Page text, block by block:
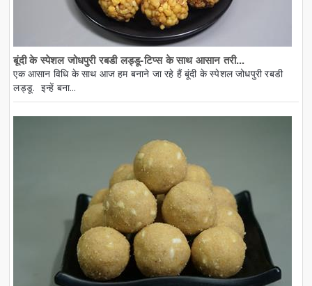
बूंदी के स्पेशल जोधपुरी रबडी लड्डू-टिप्स के साथ आसान तरी...
एक आसान विधि के साथ आज हम बनाने जा रहे हैं बूंदी के स्पेशल जोधपुरी रबडी
लड्डू. इन्हें बना...